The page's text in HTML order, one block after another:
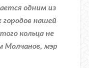
одним из
городов нашей
кольца не
Молчанов, мэр